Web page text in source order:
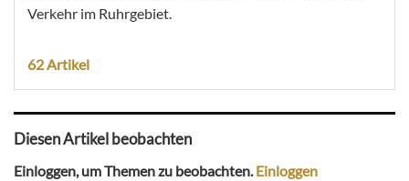
Verkehr im Ruhrgebiet.
62 Artikel
Diesen Artikel beobachten
Einloggen, um Themen zu beobachten.Einloggen